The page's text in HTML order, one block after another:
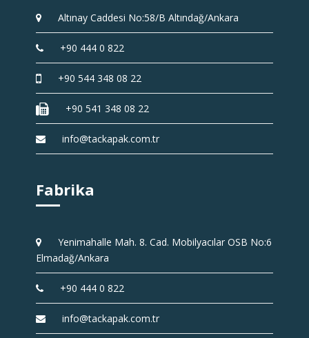
Altınay Caddesi No:58/B Altındağ/Ankara
+90 444 0 822
+90 544 348 08 22
+90 541 348 08 22
info@tackapak.com.tr
Fabrika
Yenimahalle Mah. 8. Cad. Mobilyacılar OSB No:6
Elmadağ/Ankara
+90 444 0 822
info@tackapak.com.tr